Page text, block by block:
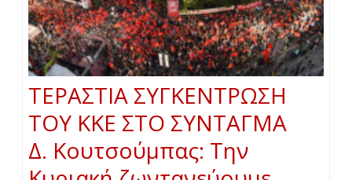
ΤΕΡΑΣΤΙΑ ΣΥΓΚΕΝΤΡΩΣΗ
ΤΟΥ ΚΚΕ ΣΤΟ ΣΥΝΤΑΓΜΑ
Δ. Κουτσούμπας: Την